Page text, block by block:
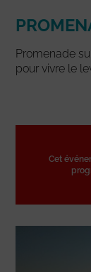
Promenade
pour vivre le
Cet